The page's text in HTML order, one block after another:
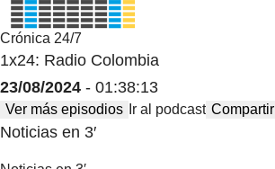
Crónica 24/7
1x24: Radio Colombia
23/08/2024 - 01:38:13
Ver más episodios Ir al podcast Compartir
Noticias en 3′